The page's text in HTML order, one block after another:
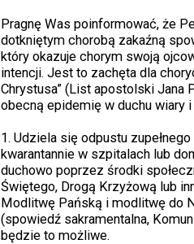
Pragnę Was poinformować, że
dotkniętym chorobą zakaźną
który okazuje chorym swoją
intencji. Jest to zachęta dla
Chrystusa” (List apostolski Jana
obecną epidemię w duchu wiary
1. Udziela się odpustu
kwarantannie w szpitalach lub
duchowo poprzez środki
Świętego, Drogą Krzyżową lub
Modlitwę Pańską i modlitwę do
(spowiedź sakramentalna,
będzie to możliwe.